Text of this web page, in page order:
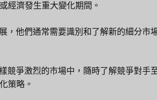
經濟發生重大變化期間。
，他們通常需要識別和了解新的細分市
競爭激烈的市場中，隨時了解競爭對手
策略。